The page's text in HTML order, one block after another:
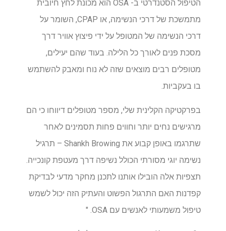
הטיפול הסטנדרטי ב- OSA הוא מכונת לחץ חיובית
מתמשכת של דרכי הנשימה, או CPAP, השומר על
דרכי הנשימה של המטופל על ידי פיצוץ אוויר דרך
מסכת פנים לאורך כל הלילה. בעוד שהם יעילים,
מטופלים רבים מוצאים שזה לא נוח ומאבק להשתמש
בו בעקביות.
בפרקטיקה הקלינית שלי, מספר מטופלים דיווחו כי הם
מרגישים נחים יותר וחווים פחות תסמינים לאחר
שתרגמו באופן קבוע את Shankh Browing – תרגיל
נשימה יוגי מסורתי הכולל נשיפה דרך מעטפת קונכייה.
תצפיות אלה הובילו אותנו לתכנן מחקר מדעי לבדיקת
קפדנות האם התרגול הפשוט והעתיק הזה יכול לשמש
טיפול משמעותי לאנשים עם OSA. "